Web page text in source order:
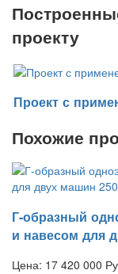
проекту
Проект с
Похожие
Г-образный
и навесом для
Цена: 17 420 000